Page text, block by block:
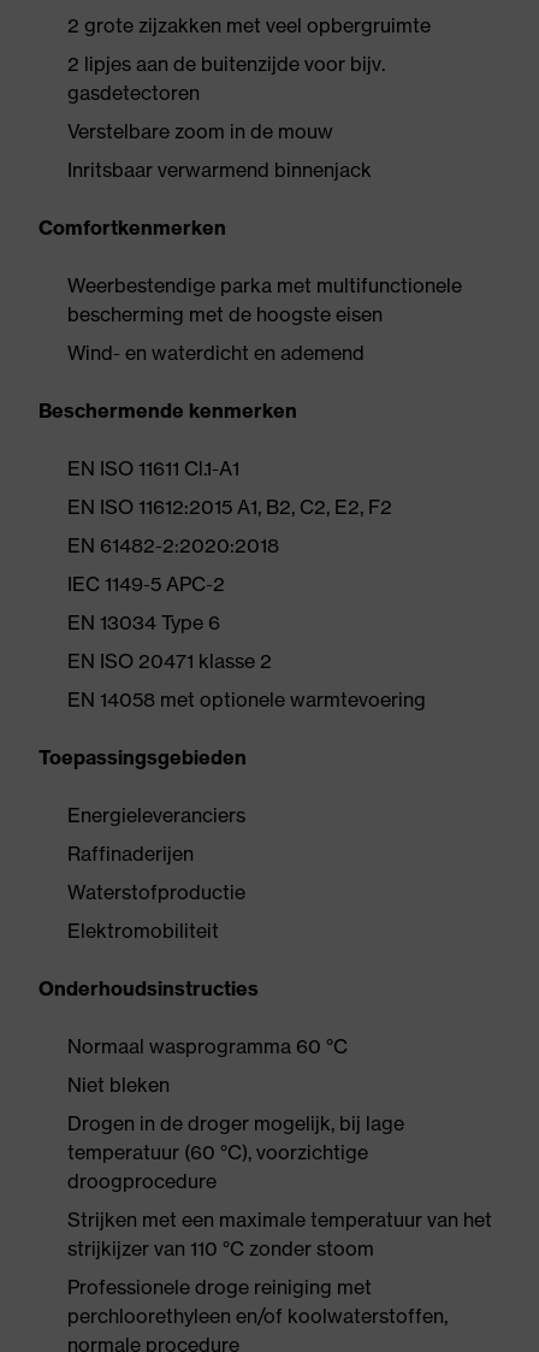
2 grote zijzakken met veel opbergruimte
2 lipjes aan de buitenzijde voor bijv.
gasdetectoren
Verstelbare zoom in de mouw
Inritsbaar verwarmend binnenjack
Comfortkenmerken
Weerbestendige parka met multifunctionele
bescherming met de hoogste eisen
Wind- en waterdicht en ademend
Beschermende kenmerken
EN ISO 11611 Cl.1-A1
EN ISO 11612:2015 A1, B2, C2, E2, F2
EN 61482-2:2020:2018
IEC 1149-5 APC-2
EN 13034 Type 6
EN ISO 20471 klasse 2
EN 14058 met optionele warmtevoering
Toepassingsgebieden
Energieleveranciers
Raffinaderijen
Waterstofproductie
Elektromobiliteit
Onderhoudsinstructies
Normaal wasprogramma 60 °C
Niet bleken
Drogen in de droger mogelijk, bij lage
temperatuur (60 °C), voorzichtige
droogprocedure
Strijken met een maximale temperatuur van het
strijkijzer van 110 °C zonder stoom
Professionele droge reiniging met
perchloorethyleen en/of koolwaterstoffen,
normale procedure